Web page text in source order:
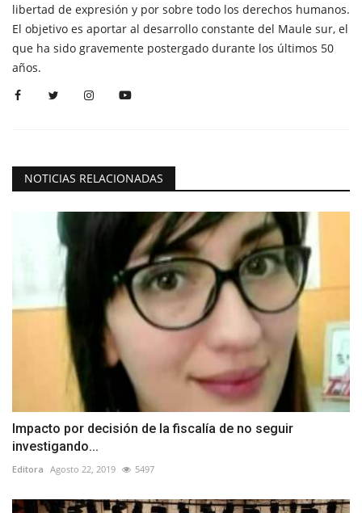
libertad de expresión y por sobre todo los derechos humanos.
El objetivo es aportar al desarrollo constante del Maule sur, el
que ha sido gravemente postergado durante los últimos 50
años.
NOTICIAS RELACIONADAS
Impacto por decisión de la fiscalía de no seguir
investigando...
Editora Agosto 22, 2019 5497